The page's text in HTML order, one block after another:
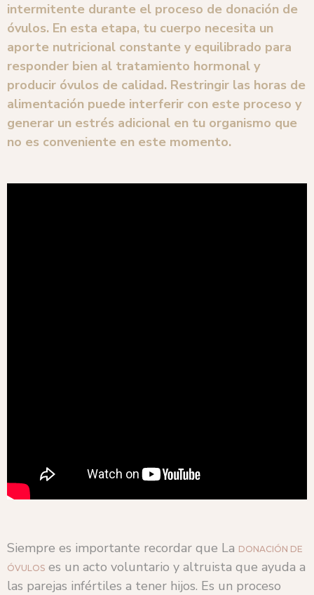
intermitente durante el proceso de donación de
óvulos. En esta etapa, tu cuerpo necesita un
aporte nutricional constante y equilibrado para
responder bien al tratamiento hormonal y
producir óvulos de calidad. Restringir las horas de
alimentación puede interferir con este proceso y
generar un estrés adicional en tu organismo que
no es conveniente en este momento.
Siempre es importante recordar que La DONACIÓN DE
ÓVULOS es un acto voluntario y altruista que ayuda a
las parejas infértiles a tener hijos. Es un proceso